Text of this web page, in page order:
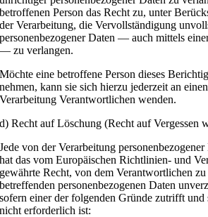
betroffenen Person das Recht zu, unter
der Verarbeitung, die Vervollständigung
personenbezogener Daten — auch mittels
— zu verlangen.
Möchte eine betroffene Person dieses
nehmen, kann sie sich hierzu jederzeit an
Verarbeitung Verantwortlichen wenden.
d) Recht auf Löschung (Recht auf Vergessen
Jede von der Verarbeitung
hat das vom Europäischen Richtlinien- und
gewährte Recht, von dem Verantwortlichen zu
betreffenden personenbezogenen Daten
sofern einer der folgenden Gründe zutrifft
nicht erforderlich ist: